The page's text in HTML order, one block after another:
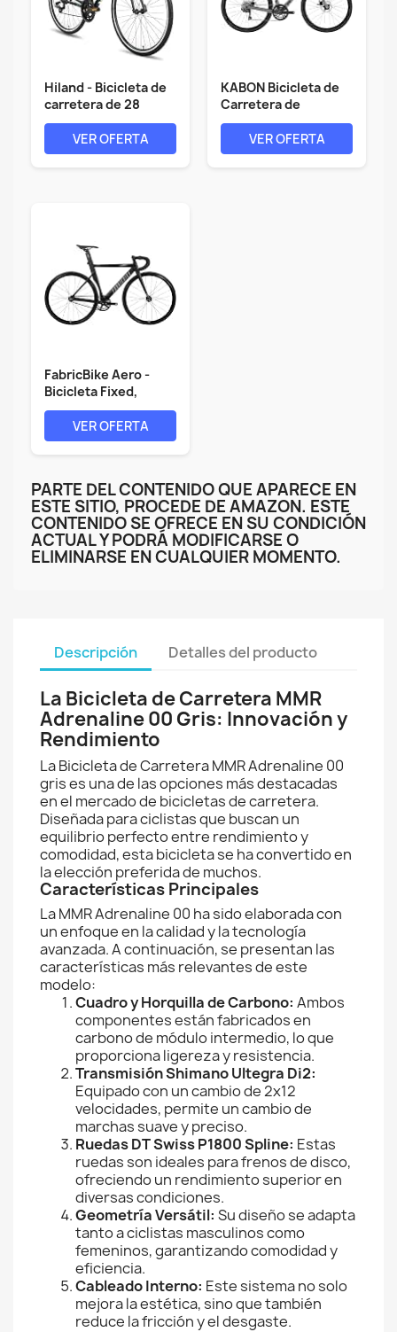
Hiland - Bicicleta de
carretera de 28
pulgadas,...
VER OFERTA
KABON Bicicleta de
Carretera de
Carbono, 700C...
VER OFERTA
FabricBike Aero -
Bicicleta Fixed,
Fixie,...
VER OFERTA
PARTE DEL CONTENIDO QUE APARECE EN
ESTE SITIO, PROCEDE DE AMAZON. ESTE
CONTENIDO SE OFRECE EN SU CONDICIÓN
ACTUAL Y PODRÁ MODIFICARSE O
ELIMINARSE EN CUALQUIER MOMENTO.
Descripción Detalles del producto
La Bicicleta de Carretera MMR
Adrenaline 00 Gris: Innovación y
Rendimiento
La Bicicleta de Carretera MMR Adrenaline 00
gris es una de las opciones más destacadas
en el mercado de bicicletas de carretera.
Diseñada para ciclistas que buscan un
equilibrio perfecto entre rendimiento y
comodidad, esta bicicleta se ha convertido en
la elección preferida de muchos.
Características Principales
La MMR Adrenaline 00 ha sido elaborada con
un enfoque en la calidad y la tecnología
avanzada. A continuación, se presentan las
características más relevantes de este
modelo:
Cuadro y Horquilla de Carbono: Ambos
componentes están fabricados en
carbono de módulo intermedio, lo que
proporciona ligereza y resistencia.
Transmisión Shimano Ultegra Di2:
Equipado con un cambio de 2x12
velocidades, permite un cambio de
marchas suave y preciso.
Ruedas DT Swiss P1800 Spline: Estas
ruedas son ideales para frenos de disco,
ofreciendo un rendimiento superior en
diversas condiciones.
Geometría Versátil: Su diseño se adapta
tanto a ciclistas masculinos como
femeninos, garantizando comodidad y
eficiencia.
Cableado Interno: Este sistema no solo
mejora la estética, sino que también
reduce la fricción y el desgaste.